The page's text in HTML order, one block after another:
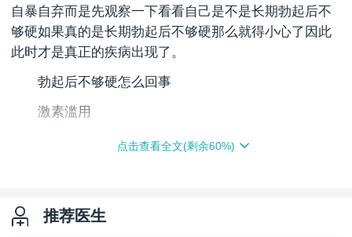
自暴自弃而是先观察一下看看自己是不是长期勃起后不
够硬如果真的是长期勃起后不够硬那么就得小心了因此
此时才是真正的疾病出现了。
勃起后不够硬怎么回事
激素滥用
滥用男性激素致使体内男性激素水平过高同样也可
如：动脉粥样硬化动脉损伤动脉狭窄阴部动脉分流
点击查看全文(剩余60%)
推荐医生